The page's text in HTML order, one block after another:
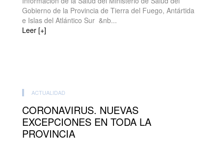
Gobierno de la Provincia de Tierra del Fuego, Antártida
e Islas del Atlántico Sur &nb...
Leer [+]
ACTUALIDAD
CORONAVIRUS. NUEVAS
EXCEPCIONES EN TODA LA
PROVINCIA